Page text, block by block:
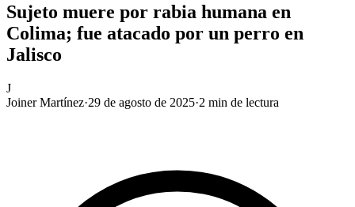
Sujeto muere por rabia humana en
Colima; fue atacado por un perro en
Jalisco
J
Joiner Martínez·29 de agosto de 2025·2 min de lectura